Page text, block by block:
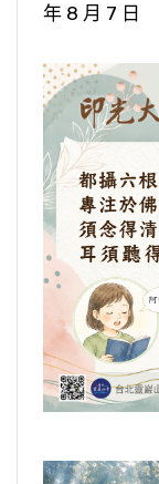
年 8 月 7 日